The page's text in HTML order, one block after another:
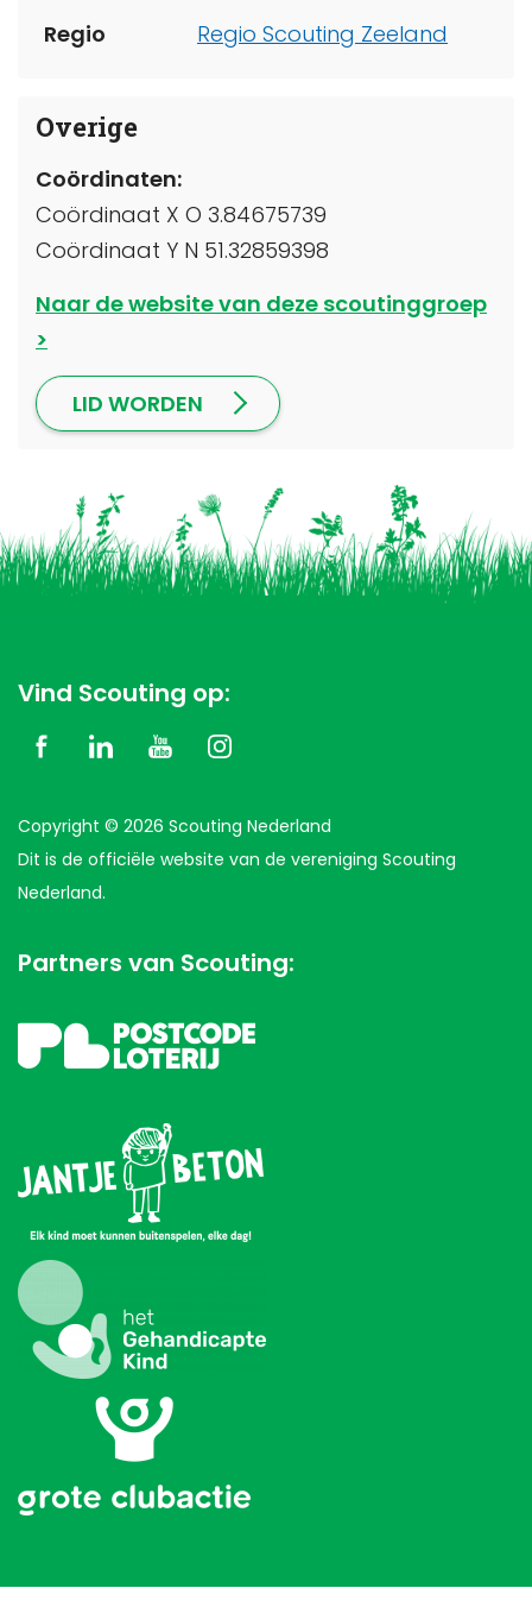
Regio
Regio Scouting Zeeland
Overige
Coördinaten:
Coördinaat X O 3.84675739
Coördinaat Y N 51.32859398
Naar de website van deze scoutinggroep
LID WORDEN
Vind Scouting op:
Copyright © 2026 Scouting Nederland
Dit is de officiële website van de vereniging Scouting
Nederland.
Partners van Scouting: